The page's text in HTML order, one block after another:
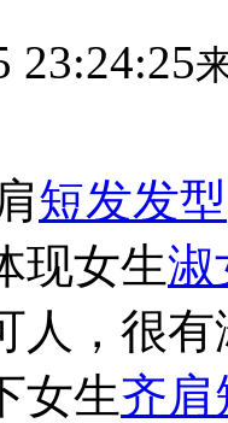
23:24:25
短发发型
现女生淑
人，很
女生齐肩